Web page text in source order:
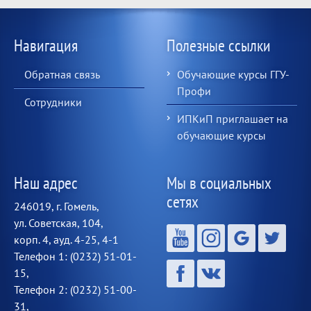
Навигация
Обратная связь
Сотрудники
Полезные ссылки
Обучающие курсы ГГУ-
Профи
ИПКиП приглашает на
обучающие курсы
Наш адрес
246019, г. Гомель,
ул. Советская, 104,
корп. 4, ауд. 4-25, 4-1
Телефон 1: (0232) 51-01-
15,
Телефон 2: (0232) 51-00-
31,
Мы в социальных
сетях